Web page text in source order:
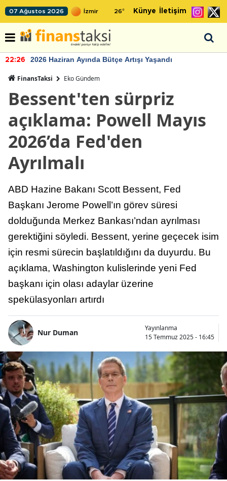
07 Ağustos 2026 26° Künye İletişim
22:26 2026 Haziran Ayında Bütçe Artışı Yaşandı
FinansTaksi Eko Gündem
Bessent'ten sürpriz
açıklama: Powell Mayıs
2026’da Fed'den
Ayrılmalı
ABD Hazine Bakanı Scott Bessent, Fed
Başkanı Jerome Powell’ın görev süresi
dolduğunda Merkez Bankası’ndan ayrılması
gerektiğini söyledi. Bessent, yerine geçecek isim
için resmi sürecin başlatıldığını da duyurdu. Bu
açıklama, Washington kulislerinde yeni Fed
başkanı için olası adaylar üzerine
spekülasyonları artırdı
Nur Duman
Yayınlanma
15 Temmuz 2025 - 16:45